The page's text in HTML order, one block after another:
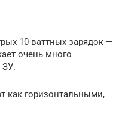
10-ваттных зарядок —
очень много
ЗУ.
как горизонтальными,